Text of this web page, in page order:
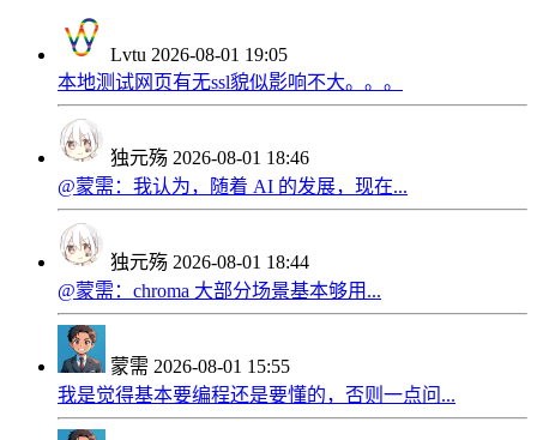
Lvtu 2026-08-01 19:05
本地测试网页有无ssl貌似影响不大。。。
独元殇 2026-08-01 18:46
@蒙需：我认为，随着 AI 的发展，现在...
独元殇 2026-08-01 18:44
@蒙需：chroma 大部分场景基本够用...
蒙需 2026-08-01 15:55
我是觉得基本要编程还是要懂的，否则一点问...